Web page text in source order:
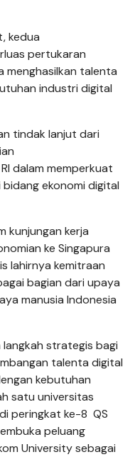
kedua
pertukaran
menghasilkan talenta
industri digital
tindak lanjut dari
dalam memperkuat
ekonomi digital
kunjungan kerja
ke Singapura
lahirnya kemitraan
bagian dari upaya
manusia Indonesia
langkah strategis bagi
talenta digital
kebutuhan
satu universitas
peringkat ke-8 QS
peluang
University sebagai